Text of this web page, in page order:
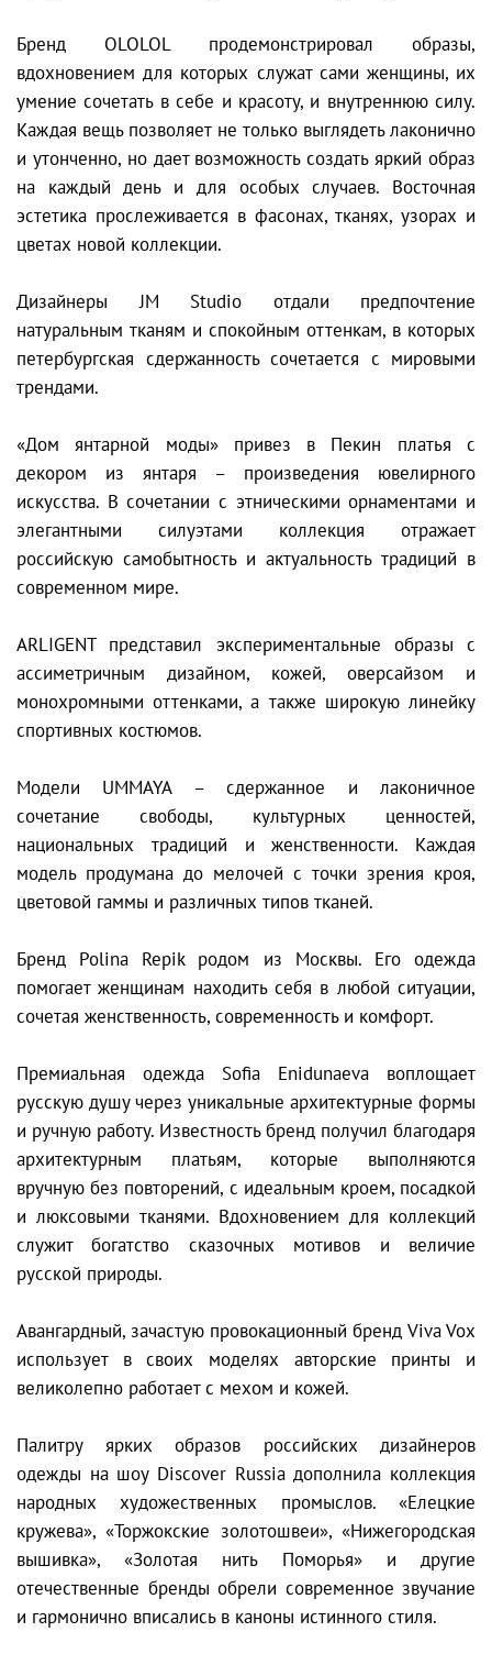
Бренд OLOLOL продемонстрировал образы,
вдохновением для которых служат сами женщины, их
умение сочетать в себе и красоту, и внутреннюю силу.
Каждая вещь позволяет не только выглядеть лаконично
и утонченно, но дает возможность создать яркий образ
на каждый день и для особых случаев. Восточная
эстетика прослеживается в фасонах, тканях, узорах и
цветах новой коллекции.
Дизайнеры JM Studio отдали предпочтение
натуральным тканям и спокойным оттенкам, в которых
петербургская сдержанность сочетается с мировыми
трендами.
«Дом янтарной моды» привез в Пекин платья с
декором из янтаря – произведения ювелирного
искусства. В сочетании с этническими орнаментами и
элегантными силуэтами коллекция отражает
российскую самобытность и актуальность традиций в
современном мире.
ARLIGENT представил экспериментальные образы с
ассиметричным дизайном, кожей, оверсайзом и
монохромными оттенками, а также широкую линейку
спортивных костюмов.
Модели UMMAYA – сдержанное и лаконичное
сочетание свободы, культурных ценностей,
национальных традиций и женственности. Каждая
модель продумана до мелочей с точки зрения кроя,
цветовой гаммы и различных типов тканей.
Бренд Polina Repik родом из Москвы. Его одежда
помогает женщинам находить себя в любой ситуации,
сочетая женственность, современность и комфорт.
Премиальная одежда Sofia Enidunaeva воплощает
русскую душу через уникальные архитектурные формы
и ручную работу. Известность бренд получил благодаря
архитектурным платьям, которые выполняются
вручную без повторений, с идеальным кроем, посадкой
и люксовыми тканями. Вдохновением для коллекций
служит богатство сказочных мотивов и величие
русской природы.
Авангардный, зачастую провокационный бренд Viva Vox
использует в своих моделях авторские принты и
великолепно работает с мехом и кожей.
Палитру ярких образов российских дизайнеров
одежды на шоу Discover Russia дополнила коллекция
народных художественных промыслов. «Елецкие
кружева», «Торжокские золотошвеи», «Нижегородская
вышивка», «Золотая нить Поморья» и другие
отечественные бренды обрели современное звучание
и гармонично вписались в каноны истинного стиля.